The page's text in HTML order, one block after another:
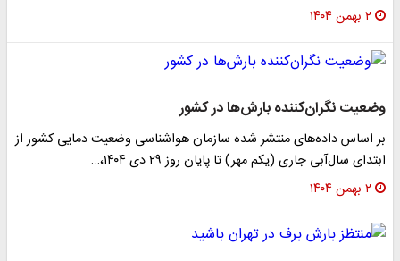
۲ بهمن ۱۴۰۴
وضعیت نگران‌کننده بارش‌ها در کشور
بر اساس داده‌های منتشر شده سازمان هواشناسی وضعیت دمایی کشور از
ابتدای سال‌آبی جاری (یکم مهر) تا پایان روز ۲۹ دی ۱۴۰۴،…
۲ بهمن ۱۴۰۴